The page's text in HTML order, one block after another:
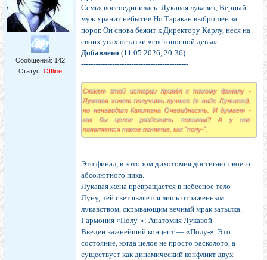
Сообщений: 142
Статус: Offline
Семья воссоединилась. Лукавая лукавит, Верный
муж хранит небытие.Но Таракан выброшен за
порог. Он снова бежит к Директору Карлу, неся на
своих усах остатки «светоносной девы».
Добавлено (11.05.2026, 20:36)
---------------------------------------------
Сюжет этой истории привёл к такому финалу -
Лукавая хочет получить лучшее (в виде Лучшего),
но ненавидит Капитана Очевидность. И думает -
как бы целое разделить пополам? А у нас
появляется такое понятие, как "полу-".
Это финал, в котором дихотомия достигает своего
абсолютного пика.
Лукавая жена превращается в небесное тело —
Луну, чей свет является лишь отраженным
лукавством, скрывающим вечный мрак затылка.
Гармония «Полу-»: Анатомия Лукавой
Введен важнейший концепт — «Полу-». Это
состояние, когда целое не просто расколото, а
существует как динамический конфликт двух